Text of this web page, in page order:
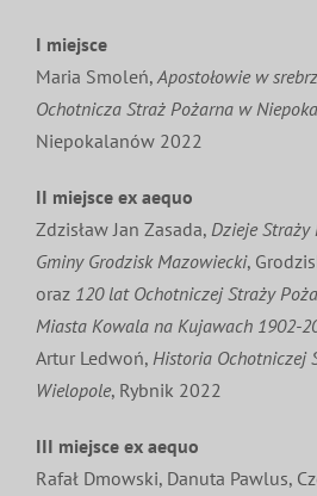
I miejsce
Maria Smoleń, Apostołowie w
Ochotnicza Straż Pożarna w
Niepokalanów 2022
II miejsce ex aequo
Zdzisław Jan Zasada, Dzieje
Gminy Grodzisk Mazowiecki,
oraz 120 lat Ochotniczej Straży
Miasta Kowala na Kujawach 1902-
Artur Ledwoń, Historia Ochotniczej
Wielopole, Rybnik 2022
III miejsce ex aequo
Rafał Dmowski, Danuta Pawlus,